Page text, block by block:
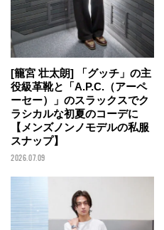
[籠宮 壮太朗] 「グッチ」の主
役級革靴と「A.P.C.（アーペ
ーセー）」のスラックスでク
ラシカルな初夏のコーデに
【メンズノンノモデルの私服
スナップ】
2026.07.09